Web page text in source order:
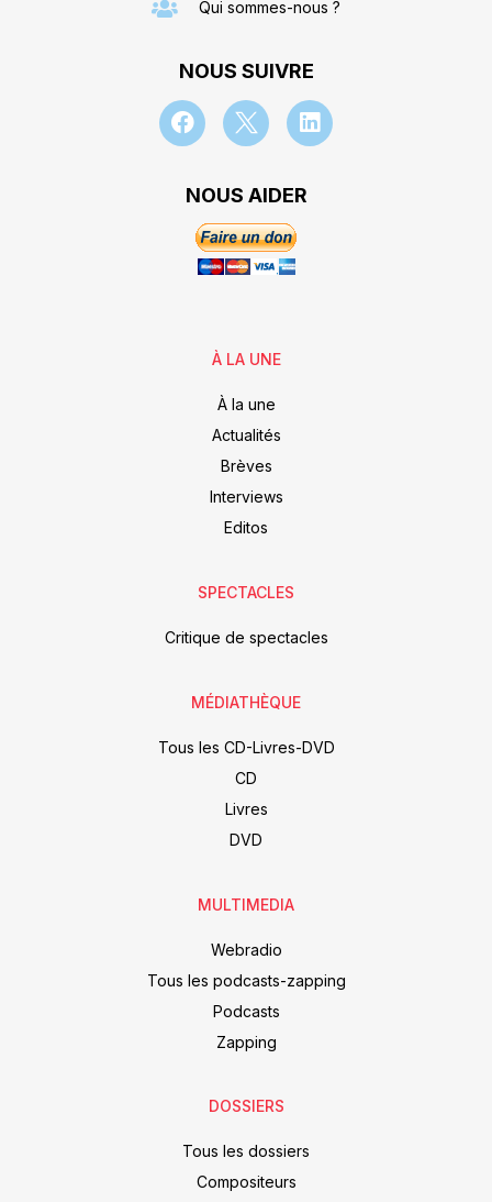
Qui sommes-nous ?
NOUS SUIVRE
NOUS AIDER
À LA UNE
À la une
Actualités
Brèves
Interviews
Editos
SPECTACLES
Critique de spectacles
MÉDIATHÈQUE
Tous les CD-Livres-DVD
CD
Livres
DVD
MULTIMEDIA
Webradio
Tous les podcasts-zapping
Podcasts
Zapping
DOSSIERS
Tous les dossiers
Compositeurs